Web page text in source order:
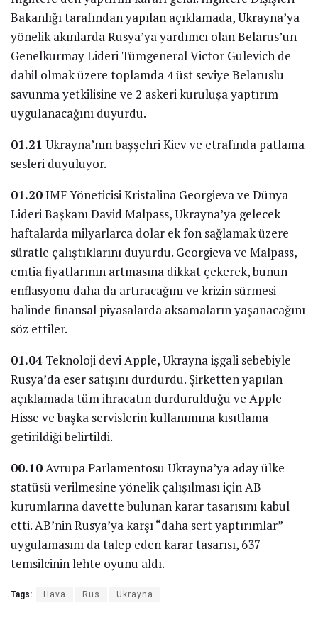
Bakanlığı tarafından yapılan açıklamada, Ukrayna’ya
yönelik akınlarda Rusya’ya yardımcı olan Belarus’un
Genelkurmay Lideri Tümgeneral Victor Gulevich de
dahil olmak üzere toplamda 4 üst seviye Belaruslu
savunma yetkilisine ve 2 askeri kuruluşa yaptırım
uygulanacağını duyurdu.
01.21 Ukrayna’nın başşehri Kiev ve etrafında patlama
sesleri duyuluyor.
01.20IMF Yöneticisi Kristalina Georgieva ve Dünya
Lideri Başkanı David Malpass, Ukrayna’ya gelecek
haftalarda milyarlarca dolar ek fon sağlamak üzere
süratle çalıştıklarını duyurdu. Georgieva ve Malpass,
emtia fiyatlarının artmasına dikkat çekerek, bunun
enflasyonu daha da artıracağını ve krizin sürmesi
halinde finansal piyasalarda aksamaların yaşanacağını
söz ettiler.
01.04 Teknoloji devi Apple, Ukrayna işgali sebebiyle
Rusya’da eser satışını durdurdu. Şirketten yapılan
açıklamada tüm ihracatın durdurulduğu ve Apple
Hisse ve başka servislerin kullanımına kısıtlama
getirildiği belirtildi.
00.10Avrupa Parlamentosu Ukrayna’ya aday ülke
statüsü verilmesine yönelik çalışılması için AB
kurumlarına davette bulunan karar tasarısını kabul
etti. AB’nin Rusya’ya karşı “daha sert yaptırımlar”
uygulamasını da talep eden karar tasarısı, 637
temsilcinin lehte oyunu aldı.
Tags: Hava Rus Ukrayna